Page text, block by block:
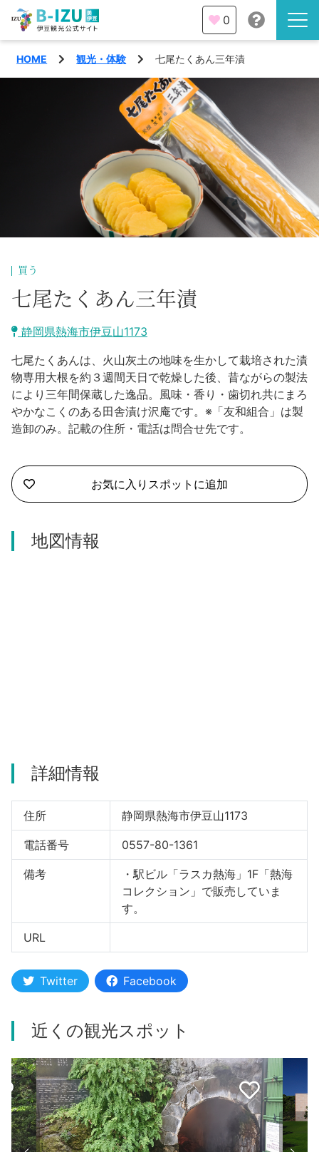
伊豆半島を知る
熱海市
沼津市
三島市
南伊豆町
函南町
西伊豆町
伊東市
伊豆の国市
特集
旅の計画
モデルコース
宿泊・予約
旅程作成
アクセス
合同会社説明会
0
HOME 観光・体験 七尾たくあん三年漬
買う
七尾たくあん三年漬
静岡県熱海市伊豆山1173
七尾たくあんは、火山灰土の地味を生かして栽培された漬
物専用大根を約３週間天日で乾燥した後、昔ながらの製法
により三年間保蔵した逸品。風味・香り・歯切れ共にまろ
やかなこくのある田舎漬け沢庵です。※「友和組合」は製
造卸のみ。記載の住所・電話は問合せ先です。
お気に入りスポットに追加
地図情報
詳細情報
住所 静岡県熱海市伊豆山1173
電話番号 0557-80-1361
備考
・駅ビル「ラスカ熱海」1F「熱海
コレクション」で販売していま
す。
URL
Twitter Facebook
近くの観光スポット